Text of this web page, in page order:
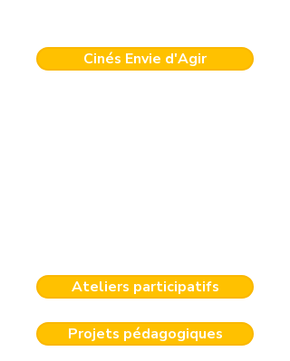
Cinés Envie d'Agir
Ateliers participatifs
Projets pédagogiques